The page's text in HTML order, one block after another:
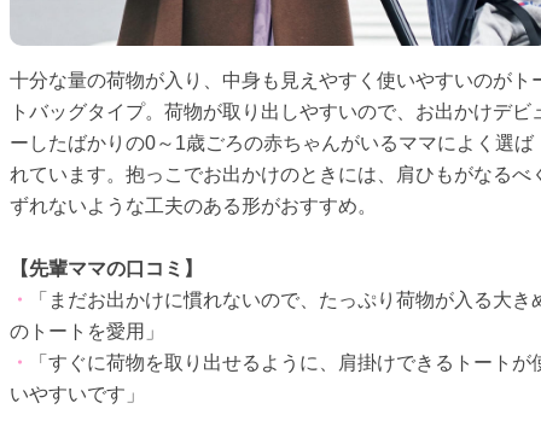
十分な量の荷物が入り、中身も見えやすく使いやすいのがト
トバッグタイプ。荷物が取り出しやすいので、お出かけデビ
ーしたばかりの0～1歳ごろの赤ちゃんがいるママによく選ば
れています。抱っこでお出かけのときには、肩ひもがなるべ
ずれないような工夫のある形がおすすめ。
【先輩ママの口コミ】
・
「まだお出かけに慣れないので、たっぷり荷物が入る大き
のトートを愛用」
・
「すぐに荷物を取り出せるように、肩掛けできるトートが
いやすいです」